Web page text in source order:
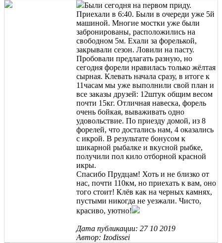
Были сегодня на первом приду.
Приехали в 6:40. Были в очереди уже 5й
машиной. Многие мостки уже были
забронированы, расположились на
свободном 5м. Ехали за форелькой,
закрывали сезон. Ловили на пасту.
Пробовали предлагать разную, но
сегодня форели нравилась только жёлтая
сырная. Клевать начала сразу, в итоге к
11часам мы уже выполнили свой план и
все заказы друзей: 12штук общим весом
почти 15кг. Отличная навеска, форель
очень бойкая, вываживать одно
удовольствие. По приезду домой, из 8
форелей, что достались нам, 4 оказались
с икрой. В результате бонусом к
шикарной рыбалке и вкусной рыбке,
получили пол кило отборной красной
икры.
Спасибо Прудцам! Хоть и не близко от
нас, почти 110км, но приехать к вам, оно
того стоит! Клёв как на черных камнях,
пустыми никогда не уезжали. Чисто,
красиво, уютно!
Дата публикации: 27 10 2019
Автор: Izodissei